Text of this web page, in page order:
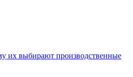
их выбирают производственные